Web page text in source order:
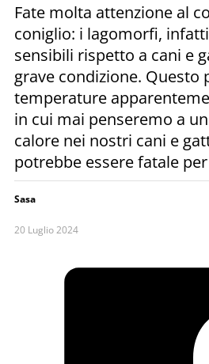
Fate molta attenzione al
coniglio: i lagomorfi,
sensibili rispetto a cani e
grave condizione. Questo
temperature
in cui mai penseremo a
calore nei nostri cani e
potrebbe essere fatale
Sasa
20 Luglio 2024